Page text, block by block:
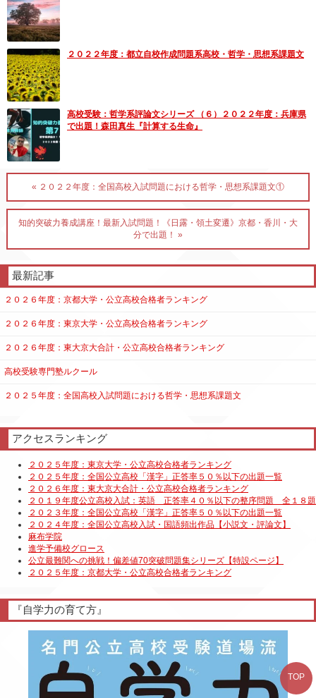
２０２２年度：都立自校作成問題系高校・哲学・思想系課題文
高校受験：哲学系評論文シリーズ （６）２０２２年度：兵庫県
で出題！森田真生『計算する生命』
« ２０２２年度：全国高校入試問題における哲学・思想系課題文①
知的突破力養成講座！最新入試問題！《日露・領土変遷》京都・香川・大
分で出題！ »
最新記事
２０２６年度：京都大学・公立高校合格者ランキング
２０２６年度：東京大学・公立高校合格者ランキング
２０２６年度：東大京大合計・公立高校合格者ランキング
高校受験専門塾ルクール
２０２５年度：全国高校入試問題における哲学・思想系課題文
アクセスランキング
『自学力の育て方』
TOP